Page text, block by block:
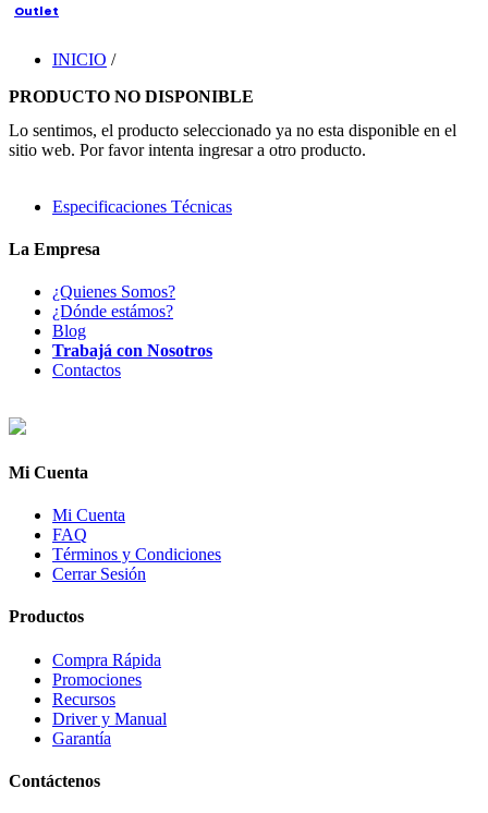
Outlet
INICIO /
PRODUCTO NO DISPONIBLE
Lo sentimos, el producto seleccionado ya no esta disponible en el
sitio web. Por favor intenta ingresar a otro producto.
Especificaciones Técnicas
La Empresa
¿Quienes Somos?
¿Dónde estámos?
Blog
Trabajá con Nosotros
Contactos
Mi Cuenta
Mi Cuenta
FAQ
Términos y Condiciones
Cerrar Sesión
Productos
Compra Rápida
Promociones
Recursos
Driver y Manual
Garantía
Contáctenos